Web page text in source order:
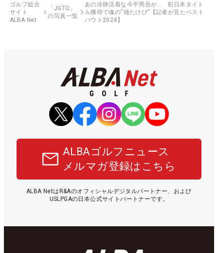
ゴルフ総合
サイト
ALBA Net
「JGTO」
の写真一覧
あの冷静沈着な今平周吾が… 初日本タイト
ル獲得で魂の“雄たけび”【記者が見たベスト
バウト2024】
ALBAゴルフニュース
メルマガ登録はこちら
ALBA NetはR&Aのオフィシャルデジタルパートナー、および
USLPGAの日本公式サイトパートナーです。